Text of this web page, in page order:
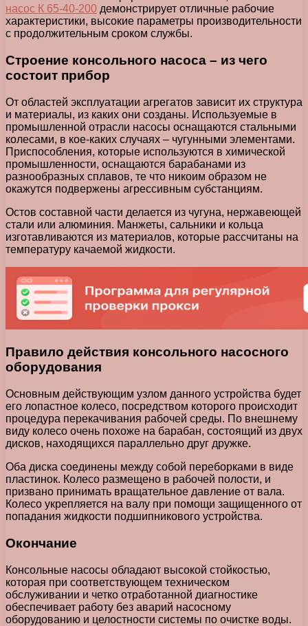
насос К 65-40-200 демонстрирует отличные рабочие
характеристики, высокие параметры производительности
с продолжительным сроком службы.
Строение консольного насоса – из чего
состоит прибор
От областей эксплуатации агрегатов зависит их структура
и материалы, из каких они созданы. Используемые в
промышленной отрасли насосы оснащаются стальными
колесами, в кое-каких случаях – чугунными элементами.
Приспособления, которые используются в химической
промышленности, оснащаются барабанами из
разнообразных сплавов, те что никоим образом не
окажутся подвержены агрессивным субстанциям.
Остов составной части делается из чугуна, нержавеющей
стали или алюминия. Манжеты, сальники и кольца
изготавливаются из материалов, которые рассчитаны на
температуру качаемой жидкости.
Правило действия консольного насосного
оборудования
Основным действующим узлом данного устройства будет
его лопастное колесо, посредством которого происходит
процедура перекачивания рабочей среды. По внешнему
виду колесо очень похоже на барабан, состоящий из двух
дисков, находящихся параллельно друг дружке.
Оба диска соединены между собой переборками в виде
пластинок. Колесо размещено в рабочей полости, и
призвано принимать вращательное давление от вала.
Колесо укрепляется на валу при помощи защищенного от
попадания жидкости подшипникового устройства.
Окончание
Консольные насосы обладают высокой стойкостью,
которая при соответствующем техническом
обслуживании и четко отработанной диагностике
обеспечивает работу без аварий насосному
оборудованию и целостности системы по очистке воды.